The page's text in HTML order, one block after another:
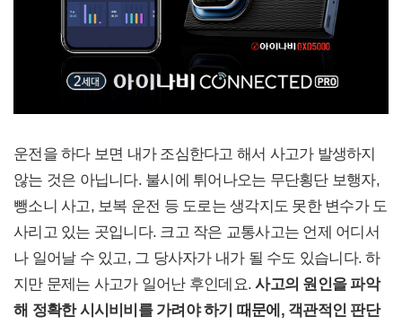
운전을 하다 보면 내가 조심한다고 해서 사고가 발생하지
않는 것은 아닙니다. 불시에 튀어나오는 무단횡단 보행자,
뺑소니 사고, 보복 운전 등 도로는 생각지도 못한 변수가 도
사리고 있는 곳입니다. 크고 작은 교통사고는 언제 어디서
나 일어날 수 있고, 그 당사자가 내가 될 수도 있습니다. 하
지만 문제는 사고가 일어난 후인데요.사고의 원인을 파악
해 정확한 시시비비를 가려야 하기 때문에, 객관적인 판단